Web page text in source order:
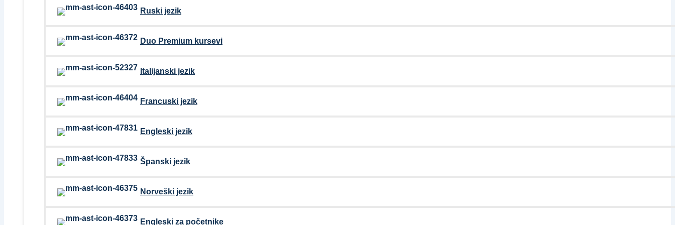
Ruski jezik
Duo Premium kursevi
Italijanski jezik
Francuski jezik
Engleski jezik
Španski jezik
Norveški jezik
Engleski za početnike